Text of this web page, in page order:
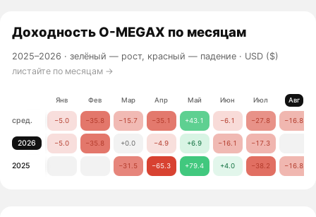
Доходность O-MEGAX по месяцам
2025–2026 ·зелёный — рост, красный — падение · USD ($)
листайте по месяцам →
Янв Фев Мар Апр Май Июн Июл Авг
сред. −5.0 −35.8 −15.7 −35.1 +43.1 −6.1 −27.8 −16.8
2026 −5.0 −35.8 +0.0 −4.9 +6.9 −16.1 −17.3
2025 −31.5 −65.3 +79.4 +4.0 −38.2 −16.8